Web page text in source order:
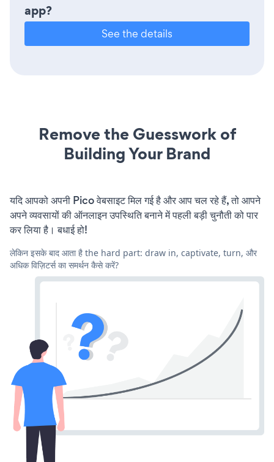
app?
See the details
Remove the Guesswork of
Building Your Brand
यदि आपको अपनी Pico वेबसाइट मिल गई है और आप चल रहे हैं, तो आपने
अपने व्यवसायों की ऑनलाइन उपस्थिति बनाने में पहली बड़ी चुनौती को पार
कर लिया है। बधाई हो!
लेकिन इसके बाद आता है the hard part: draw in, captivate, turn, और
अधिक विज़िटर्स का समर्थन कैसे करें?